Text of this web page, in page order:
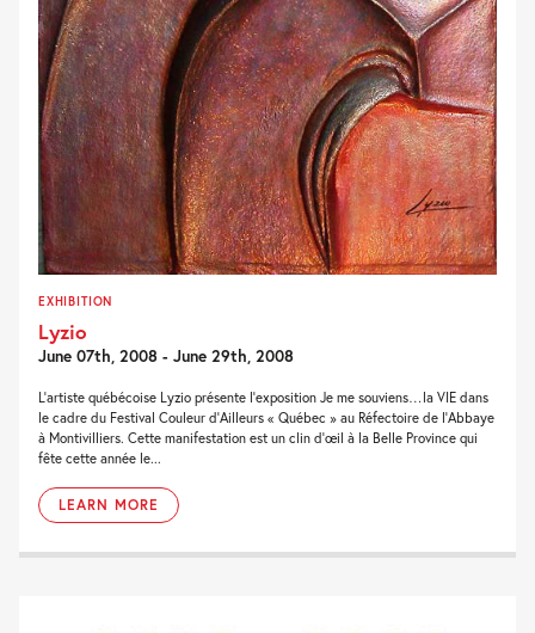
EXHIBITION
Lyzio
June 07th, 2008 - June 29th, 2008
L’artiste québécoise Lyzio présente l’exposition Je me souviens…la VIE dans
le cadre du Festival Couleur d’Ailleurs « Québec » au Réfectoire de l’Abbaye
à Montivilliers. Cette manifestation est un clin d’œil à la Belle Province qui
fête cette année le...
LEARN MORE